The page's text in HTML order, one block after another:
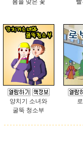
봄을 맞은 꽃
양치기 소녀와
굴뚝 청소부